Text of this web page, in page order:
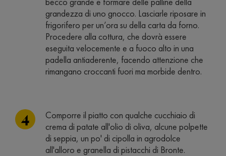
grandezza di uno gnocco. Lasciarle riposare in
frigorifero per un’ora su della carta da forno.
Procedere alla cottura, che dovrà essere
eseguita velocemente e a fuoco alto in una
padella antiaderente, facendo attenzione che
rimangano croccanti fuori ma morbide dentro.
Comporre il piatto con qualche cucchiaio di
crema di patate all'olio di oliva, alcune polpette
di seppia, un po' di cipolla in agrodolce
all'alloro e granella di pistacchi di Bronte.